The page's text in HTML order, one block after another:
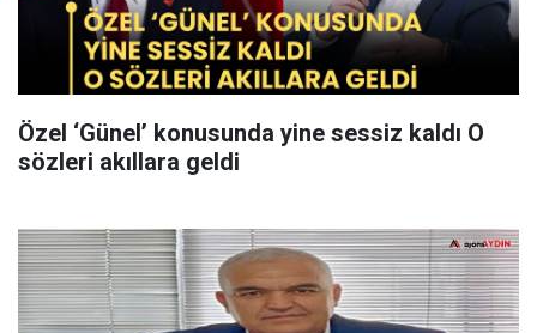
Özel ‘Günel’ konusunda yine sessiz kaldı O
sözleri akıllara geldi